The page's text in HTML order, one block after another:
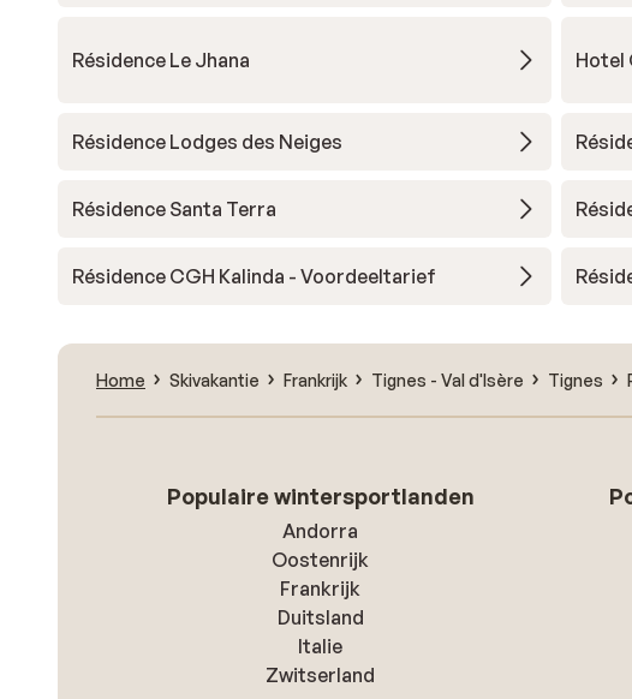
Résidence Le Jhana Hotel
Résidence Lodges des Neiges
Résidence Santa Terra
Résidence CGH Kalinda - Voordeeltarief
Home Skivakantie Frankrijk Tignes - Val d'Isère Tignes
Populaire wintersportlanden
Andorra
Oostenrijk
Frankrijk
Duitsland
Italie
Zwitserland